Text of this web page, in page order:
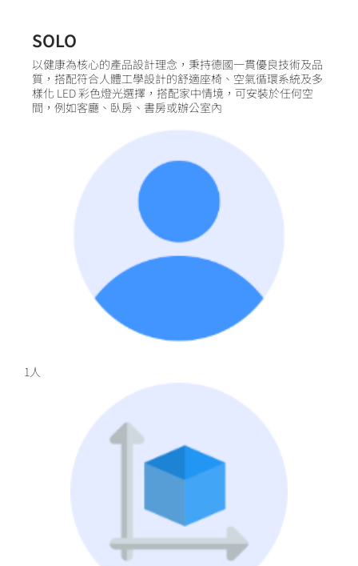
SOLO
以健康為核心的產品設計理念，秉持德國一貫優良技術及品
質，搭配符合人體工學設計的舒適座椅、空氣循環系統及多
樣化 LED 彩色燈光選擇，搭配家中情境，可安裝於任何空
間，例如客廳、臥房、書房或辦公室內
1人